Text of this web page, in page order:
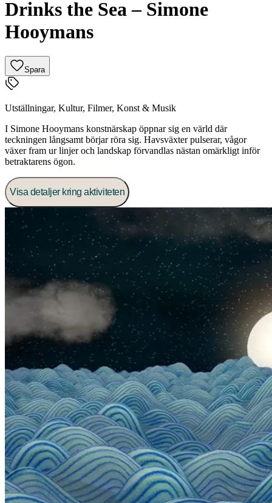
Drinks the Sea – Simone
Hooymans
Spara
Utställningar, Kultur, Filmer, Konst & Musik
I Simone Hooymans konstnärskap öppnar sig en värld där
teckningen långsamt börjar röra sig. Havsväxter pulserar, vågor
växer fram ur linjer och landskap förvandlas nästan omärkligt inför
betraktarens ögon.
Visa detaljer kring aktiviteten